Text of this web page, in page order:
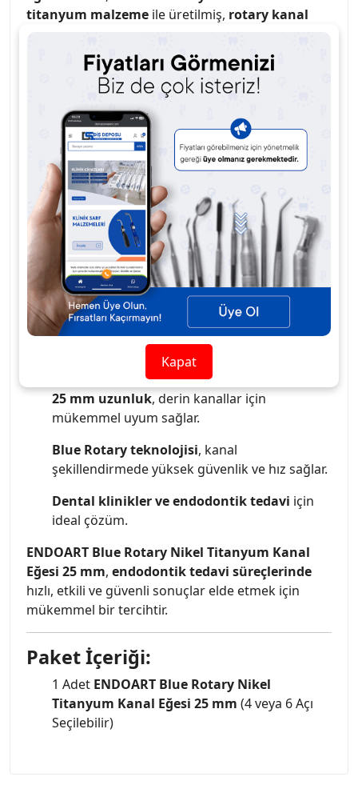
titanyum malzeme ile üretilmiş, rotary kanal
şekillendirme işlemleri
yüksek performans
sağlayan bir
kanal eğesidir.25 mm uzunluğu
4 veya 6 açı seçeneği ile,derin kanal
şekillendirmesi vehassas temizlik işlemleri
sağlar.Blue Rotary teknolojisi
aşamasındadaha güvenli, hızlı ve etkili
sonuçlarelde edilmesine olanak tanır.Nikel
titanyum malzeme , esnekliğivedayanıklılığı
kanal işlemlerindemaksimum güvenlik
böyleceaşırı kırılmave eğilme risklerini ortadan
kaldırır.Dental kliniklerdeve
diş hekimliği
uygulamalarındauzun süreli kullanımda bile
mükemmel performanssunar.
Nikel Titanyum malzeme, uzun süreli
dayanıklılık ve esneklik sunar.
4 veya 6 açı seçenekleri, farklı kanal
şekillendirme ihtiyaçlarına uyum sağlar.
25 mm uzunluk, derin kanallar için
mükemmel uyum sağlar.
Blue Rotary teknolojisi, kanal
şekillendirmede yüksek güvenlik ve hız sağlar.
Dental klinikler ve endodontik tedavi için
ideal çözüm.
ENDOART Blue Rotary Nikel Titanyum Kanal
Eğesi 25 mm, endodontik tedavi süreçlerinde
hızlı, etkili ve güvenli sonuçlar elde etmek için
mükemmel bir tercihtir.
Paket İçeriği:
1 Adet ENDOART Blue Rotary Nikel
Titanyum Kanal Eğesi 25 mm (4 veya 6 Açı
Seçilebilir)
Kapat